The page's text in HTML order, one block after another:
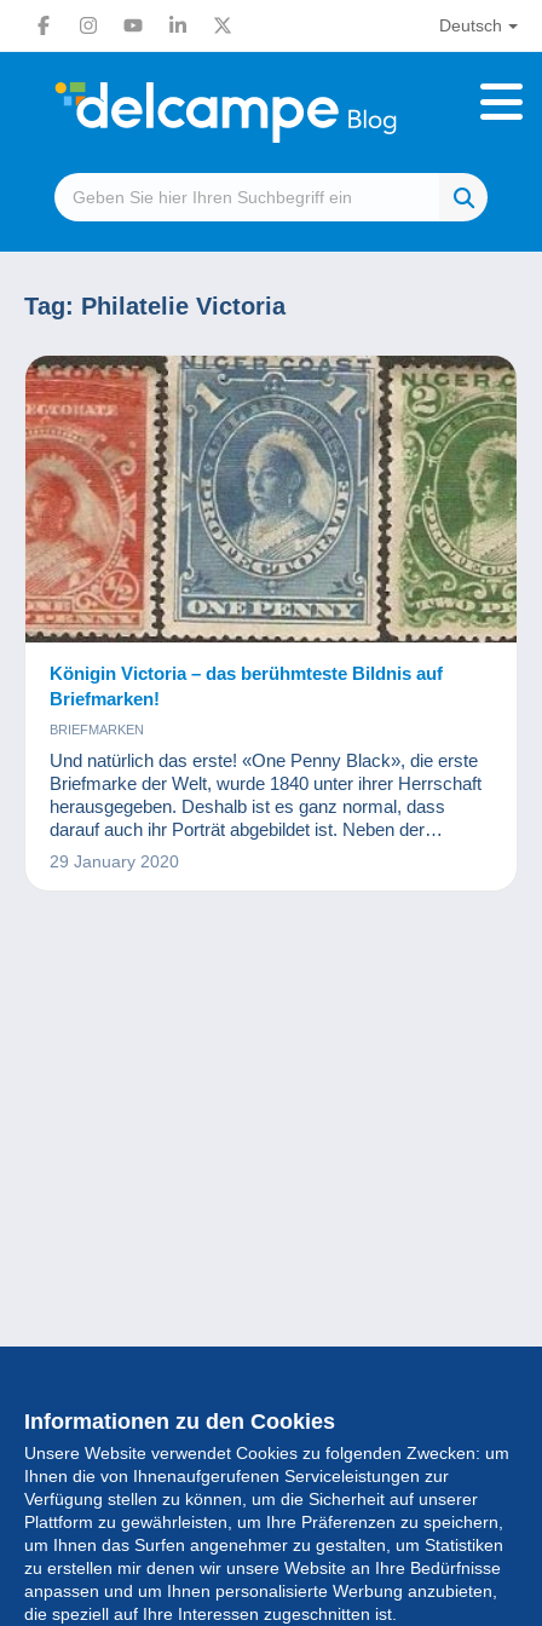
Deutsch
Tag: Philatelie Victoria
Königin Victoria – das berühmteste Bildnis auf
Briefmarken!
BRIEFMARKEN
Und natürlich das erste! «One Penny Black», die erste
Briefmarke der Welt, wurde 1840 unter ihrer Herrschaft
herausgegeben. Deshalb ist es ganz normal, dass
darauf auch ihr Porträt abgebildet ist. Neben der
Tatsache, dass das britische Empire damals gerade
seine Blütezeit erlebte, brauchte es nicht viel mehr, um
29 January 2020
Informationen zu den Cookies
Unsere Website verwendet Cookies zu folgenden Zwecken: um
Ihnen die von Ihnenaufgerufenen Serviceleistungen zur
Verfügung stellen zu können, um die Sicherheit auf unserer
Plattform zu gewährleisten, um Ihre Präferenzen zu speichern,
um Ihnen das Surfen angenehmer zu gestalten, um Statistiken
zu erstellen mir denen wir unsere Website an Ihre Bedürfnisse
anpassen und um Ihnen personalisierte Werbung anzubieten,
die speziell auf Ihre Interessen zugeschnitten ist.
Sammlung